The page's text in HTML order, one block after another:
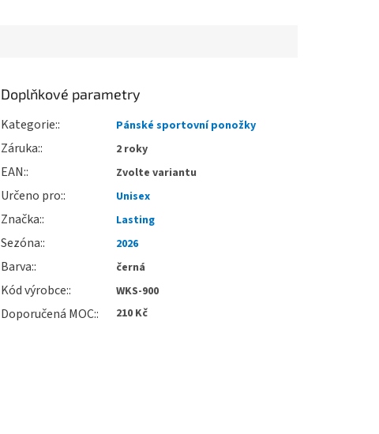
Doplňkové parametry
Kategorie: Pánské sportovní ponožky
Záruka: 2 roky
EAN: Zvolte variantu
Určeno pro: Unisex
Značka: Lasting
Sezóna: 2026
Barva: černá
Kód výrobce: WKS-900
Doporučená MOC: 210 Kč